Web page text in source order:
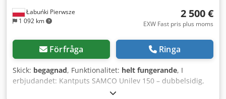
Łabuńki Pierwsze
1 092 km
2 500 €
EXW Fast pris plus moms
Förfråga Ringa
Skick: begagnad, Funktionalitet: helt fungerande, I
erbjudandet: Kantputs SAMCO Unilev 150 – dubbelsidig,
arbetshöjd 150 mm. Maskinen är begagnad, genomgått en